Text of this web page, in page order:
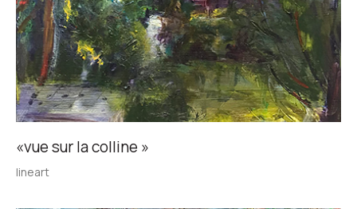
«vue sur la colline »
lineart